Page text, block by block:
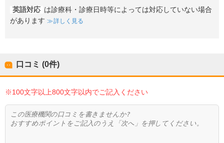
英語対応 は診療科・診療日時等によっては対応していない場合
があります
詳しく見る
口コミ (0件)
※100文字以上800文字以内でご記入ください